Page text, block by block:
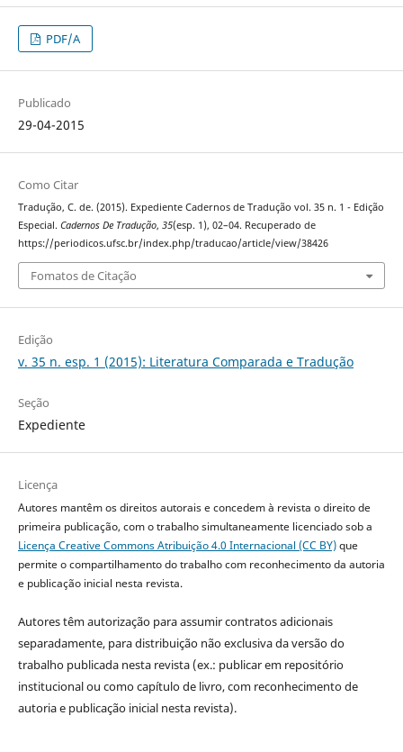
PDF/A
Publicado
29-04-2015
Como Citar
Tradução, C. de. (2015). Expediente Cadernos de Tradução vol. 35 n. 1 - Edição
Especial. Cadernos De Tradução, 35(esp. 1), 02–04. Recuperado de
https://periodicos.ufsc.br/index.php/traducao/article/view/38426
Fomatos de Citação
Edição
v. 35 n. esp. 1 (2015): Literatura Comparada e Tradução
Seção
Expediente
Licença
Autores mantêm os direitos autorais e concedem à revista o direito de
primeira publicação, com o trabalho simultaneamente licenciado sob a
Licença Creative Commons Atribuição 4.0 Internacional (CC BY)que
permite o compartilhamento do trabalho com reconhecimento da autoria
e publicação inicial nesta revista.
Autores têm autorização para assumir contratos adicionais
separadamente, para distribuição não exclusiva da versão do
trabalho publicada nesta revista (ex.: publicar em repositório
institucional ou como capítulo de livro, com reconhecimento de
autoria e publicação inicial nesta revista).